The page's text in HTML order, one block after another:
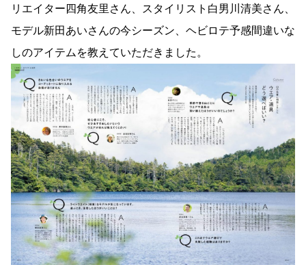
リエイター四角友里さん、スタイリスト白男川清美さん、
モデル新田あいさんの今シーズン、ヘビロテ予感間違いな
しのアイテムを教えていただきました。